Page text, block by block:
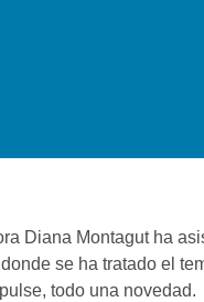
Diana Montagut ha
se ha tratado el
todo una novedad.